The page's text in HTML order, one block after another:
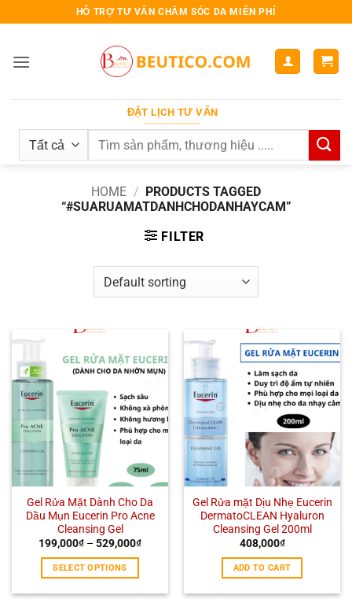
qua
dung
HỖ TRỢ TƯ VẤN CHĂM SÓC DA MIỄN PHÍ
ĐẶT LỊCH TƯ VẤN
Search
HOME / PRODUCTS TAGGED
“#SUARUAMATDANHCHODANHAYCAM”
FILTER
Gel Rửa Mặt Dành Cho Da
Dầu Mụn Eucerin Pro Acne
Cleansing Gel
199,000₫ – 529,000₫
SELECT OPTIONS
Gel Rửa mặt Dịu Nhẹ Eucerin
DermatoCLEAN Hyaluron
Cleansing Gel 200ml
408,000₫
ADD TO CART